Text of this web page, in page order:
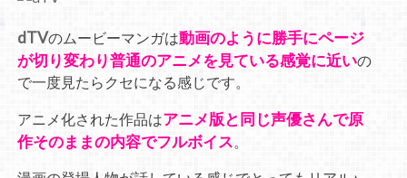
dTVのムービーマンガは動画のように勝手にページ
が切り変わり普通のアニメを見ている感覚に近いの
で一度見たらクセになる感じです。
アニメ化された作品はアニメ版と同じ声優さんで原
作そのままの内容でフルボイス。